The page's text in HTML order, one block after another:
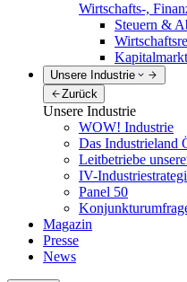
Wirtschafts-,
Steuern &
Kapitalmarkt
Unsere Industrie
Zurück
Unsere Industrie
WOW! Industrie
Das Industrieland
Leitbetriebe
IV-
Panel 50
Magazin
Presse
News